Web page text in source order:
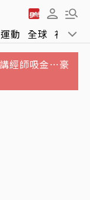
運動 全球 社會
經師吸金⋯豪